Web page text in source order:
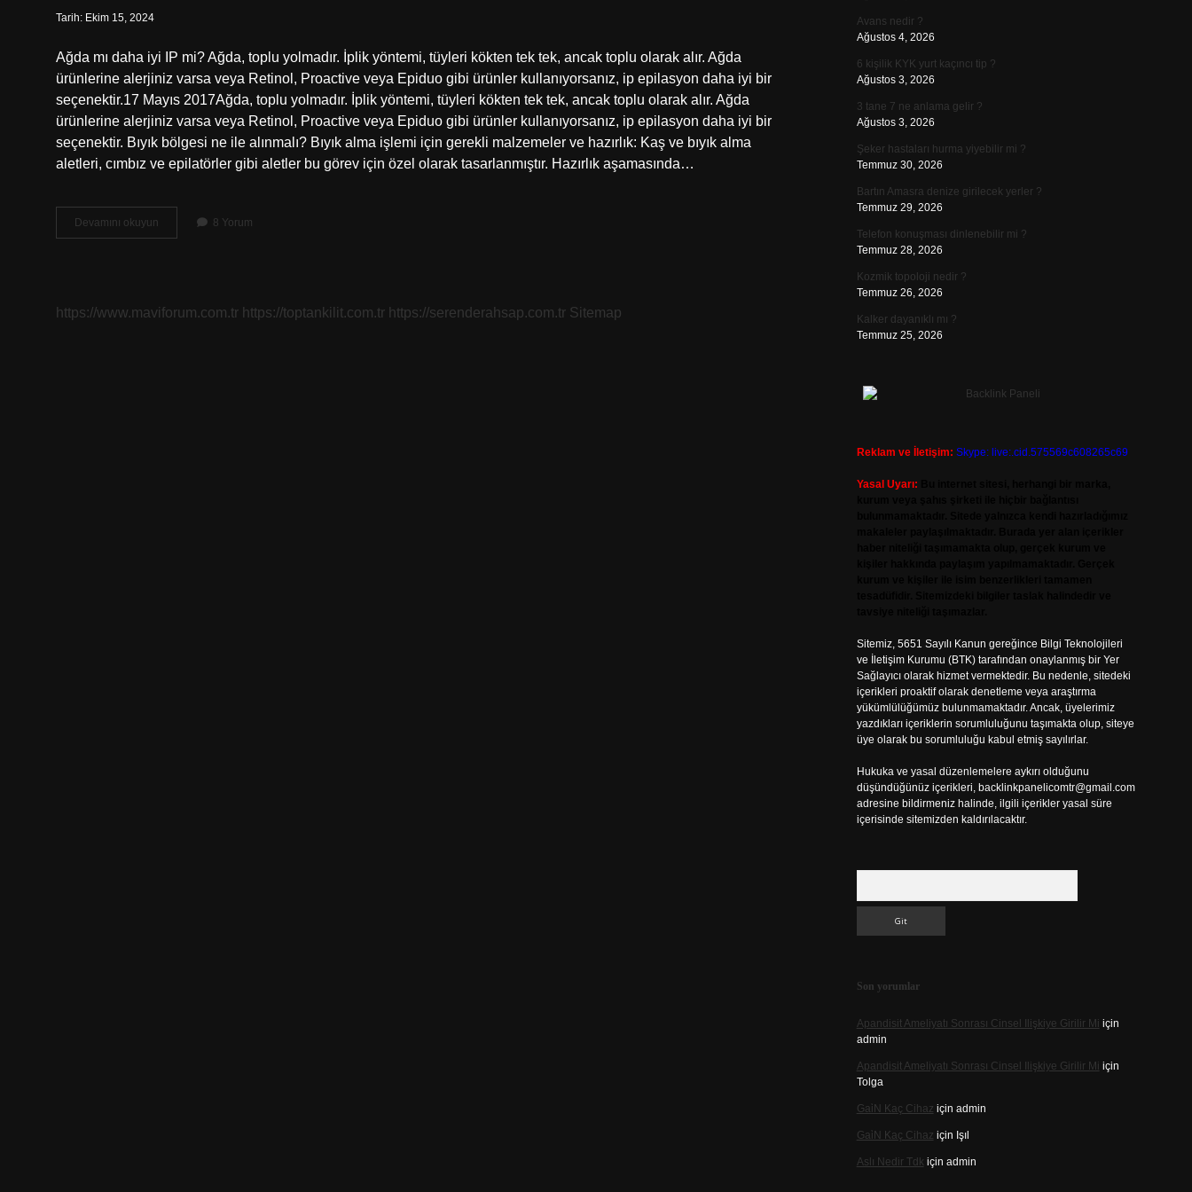
Tarih: Ekim 15, 2024
Ağda mı daha iyi IP mi? Ağda, toplu yolmadır. İplik yöntemi, tüyleri kökten tek tek, ancak toplu olarak alır. Ağda
ürünlerine alerjiniz varsa veya Retinol, Proactive veya Epiduo gibi ürünler kullanıyorsanız, ip epilasyon daha iyi bir
seçenektir.17 Mayıs 2017Ağda, toplu yolmadır. İplik yöntemi, tüyleri kökten tek tek, ancak toplu olarak alır. Ağda
ürünlerine alerjiniz varsa veya Retinol, Proactive veya Epiduo gibi ürünler kullanıyorsanız, ip epilasyon daha iyi bir
seçenektir. Bıyık bölgesi ne ile alınmalı? Bıyık alma işlemi için gerekli malzemeler ve hazırlık: Kaş ve bıyık alma
aletleri, cımbız ve epilatörler gibi aletler bu görev için özel olarak tasarlanmıştır. Hazırlık aşamasında…
Devamını okuyun
Için
8 Yorum
https://www.maviforum.com.tr https://toptankilit.com.tr https://serenderahsap.com.tr Sitemap
Avans nedir ?
Ağustos 4, 2026
6 kişilik KYK yurt kaçıncı tip ?
Ağustos 3, 2026
3 tane 7 ne anlama gelir ?
Ağustos 3, 2026
Şeker hastaları hurma yiyebilir mi ?
Temmuz 30, 2026
Bartın Amasra denize girilecek yerler ?
Temmuz 29, 2026
Telefon konuşması dinlenebilir mi ?
Temmuz 28, 2026
Kozmik topoloji nedir ?
Temmuz 26, 2026
Kalker dayanıklı mı ?
Temmuz 25, 2026
Reklam ve İletişim: Skype: live:.cid.575569c608265c69
Yasal Uyarı:
Sitemiz, 5651 Sayılı Kanun gereğince Bilgi Teknolojileri
ve İletişim Kurumu (BTK) tarafından onaylanmış bir Yer
Sağlayıcı olarak hizmet vermektedir. Bu nedenle, sitedeki
içerikleri proaktif olarak denetleme veya araştırma
yükümlülüğümüz bulunmamaktadır. Ancak, üyelerimiz
yazdıkları içeriklerin sorumluluğunu taşımakta olup, siteye
üye olarak bu sorumluluğu kabul etmiş sayılırlar.
Hukuka ve yasal düzenlemelere aykırı olduğunu
düşündüğünüz içerikleri, backlinkpanelicomtr@gmail.com
adresine bildirmeniz halinde, ilgili içerikler yasal süre
içerisinde sitemizden kaldırılacaktır.
Son yorumlar
Apandisit Ameliyatı Sonrası Cinsel Ilişkiye Girilir Mi için
admin
Apandisit Ameliyatı Sonrası Cinsel Ilişkiye Girilir Mi için
Tolga
Gai̇N Kaç Cihaz için admin
Gai̇N Kaç Cihaz için Işıl
Aslı Nedir Tdk için admin